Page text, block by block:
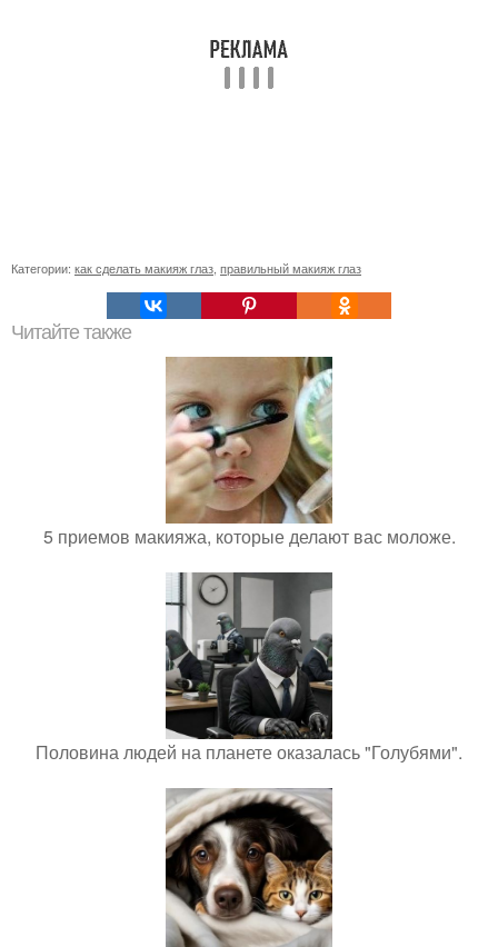
Категории: как сделать макияж глаз правильный макияж глаз
Читайте также
5 приемов макияжа, которые делают вас моложе.
Половина людей на планете оказалась "Голубями".